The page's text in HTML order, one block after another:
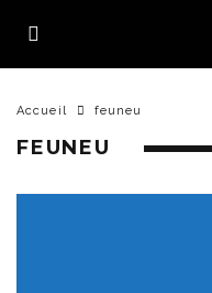
Accueil feuneu
FEUNEU